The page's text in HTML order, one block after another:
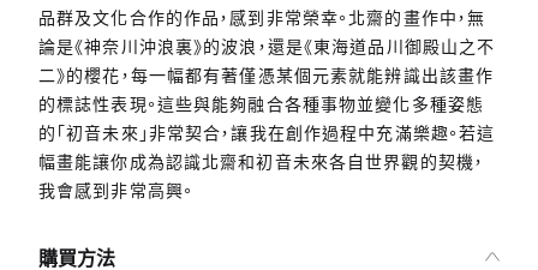
品群及文化合作的作品，感到非常榮幸。北齋的畫作中，無
論是《神奈川沖浪裏》的波浪，還是《東海道品川御殿山之不
二》的櫻花，每一幅都有著僅憑某個元素就能辨識出該畫作
的標誌性表現。這些與能夠融合各種事物並變化多種姿態
的「初音未來」非常契合，讓我在創作過程中充滿樂趣。若這
幅畫能讓你成為認識北齋和初音未來各自世界觀的契機，
我會感到非常高興。
購買方法